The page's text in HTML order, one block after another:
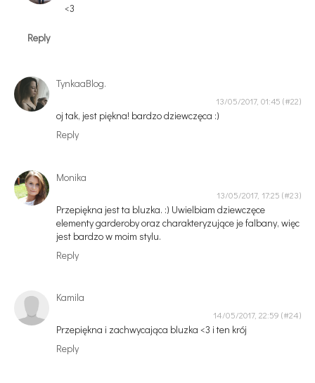
<3
Reply
TynkaaBlog.
13/05/2017, 01:45
oj tak, jest piękna! bardzo dziewczęca :)
Reply
Monika
13/05/2017, 17:25
Przepiękna jest ta bluzka. :) Uwielbiam dziewczęce
elementy garderoby oraz charakteryzujące je falbany, więc
jest bardzo w moim stylu.
Reply
Kamila
14/05/2017, 22:59
Przepiękna i zachwycająca bluzka <3 i ten krój
Reply